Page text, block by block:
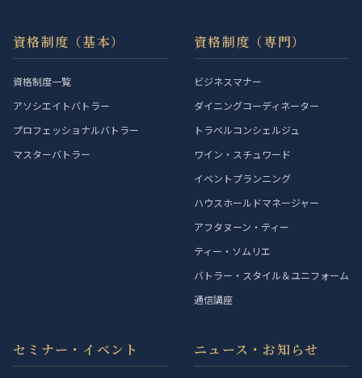
資格制度（基本）
資格制度一覧
アソシエイトバトラー
プロフェッショナルバトラー
マスターバトラー
資格制度（専門）
ビジネスマナー
ダイニングコーディネーター
トラベルコンシェルジュ
ワイン・スチュワード
イベントプランニング
ハウスホールドマネージャー
アフタヌーン・ティー
ティー・ソムリエ
バトラー・スタイル＆ユニフォーム
通信講座
セミナー・イベント ニュース・お知らせ